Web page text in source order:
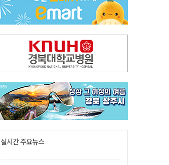
경북 영천시, 9월부터 11월까지 반값 여행 혜택 제공
아쉬운 태클
실시간 주요뉴스